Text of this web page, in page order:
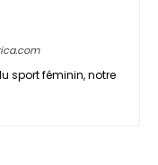
sport féminin, notre